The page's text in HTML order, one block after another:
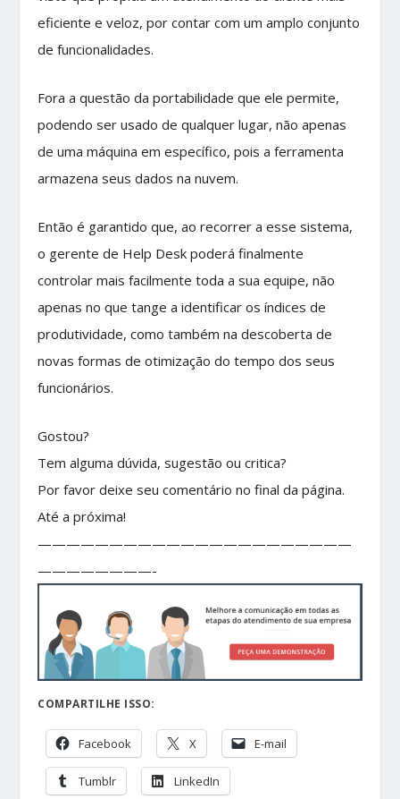
eficiente e veloz, por contar com um amplo conjunto
de funcionalidades.
Fora a questão da portabilidade que ele permite,
podendo ser usado de qualquer lugar, não apenas
de uma máquina em específico, pois a ferramenta
armazena seus dados na nuvem.
Então é garantido que, ao recorrer a esse sistema,
o gerente de Help Desk poderá finalmente
controlar mais facilmente toda a sua equipe, não
apenas no que tange a identificar os índices de
produtividade, como também na descoberta de
novas formas de otimização do tempo dos seus
funcionários.
Gostou?
Tem alguma dúvida, sugestão ou critica?
Por favor deixe seu comentário no final da página.
Até a próxima!
——————————————————————
————————-
COMPARTILHE ISSO:
Facebook X E-mail
Tumblr LinkedIn